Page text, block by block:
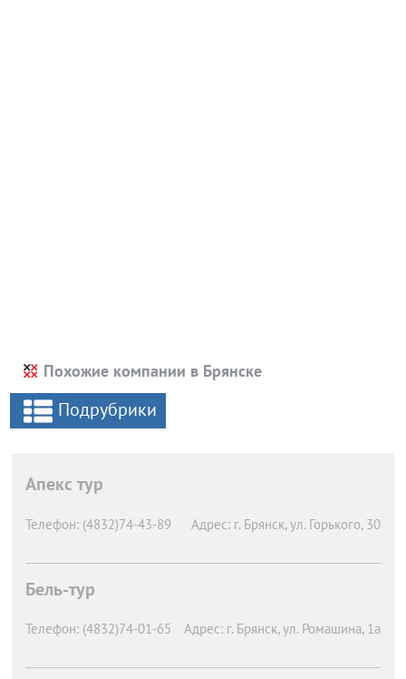
Похожие компании в Брянске
Подрубрики
Апекс тур
Телефон: (4832)74-43-89 Адрес: г. Брянск, ул. Горького, 30
Бель-тур
Телефон: (4832)74-01-65 Адрес: г. Брянск, ул. Ромашина, 1а